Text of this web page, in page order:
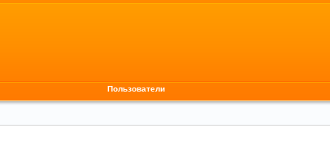
Пользователи